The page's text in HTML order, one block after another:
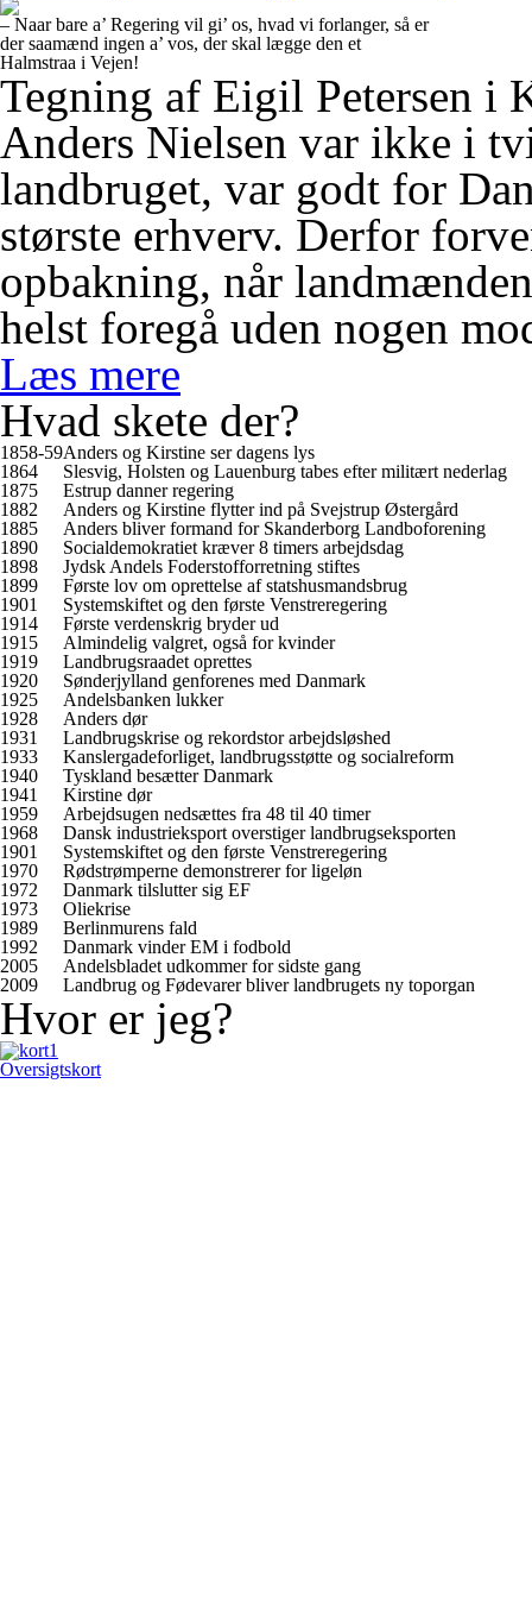
– Naar bare a’ Regering vil gi’ os, hvad vi forlanger, så er
der saamænd ingen a’ vos, der skal lægge den et
Halmstraa i Vejen!
Tegning af Eigil Petersen i
Anders Nielsen var ikke i
landbruget, var godt for
største erhverv. Derfor
opbakning, når
helst foregå uden nogen
Læs mere
Hvad skete der?
1858-59Anders og Kirstine ser dagens lys
1864
Slesvig, Holsten og Lauenburg tabes efter militært nederlag
1875
Estrup danner regering
1882
Anders og Kirstine flytter ind på Svejstrup Østergård
1885
Anders bliver formand for Skanderborg Landboforening
1890
Socialdemokratiet kræver 8 timers arbejdsdag
1898
Jydsk Andels Foderstofforretning stiftes
1899
Første lov om oprettelse af statshusmandsbrug
1901
Systemskiftet og den første Venstreregering
1914
Første verdenskrig bryder ud
1915
Almindelig valgret, også for kvinder
1919
Landbrugsraadet oprettes
1920
Sønderjylland genforenes med Danmark
1925
Andelsbanken lukker
1928
Anders dør
1931
Landbrugskrise og rekordstor arbejdsløshed
1933
Kanslergadeforliget, landbrugsstøtte og socialreform
1940
Tyskland besætter Danmark
1941
Kirstine dør
1959
Arbejdsugen nedsættes fra 48 til 40 timer
1968
Dansk industrieksport overstiger landbrugseksporten
1901
Systemskiftet og den første Venstreregering
1970
Rødstrømperne demonstrerer for ligeløn
1972
Danmark tilslutter sig EF
1973
Oliekrise
1989
Berlinmurens fald
1992
Danmark vinder EM i fodbold
2005
Andelsbladet udkommer for sidste gang
2009
Landbrug og Fødevarer bliver landbrugets ny toporgan
Hvor er jeg?
Oversigtskort